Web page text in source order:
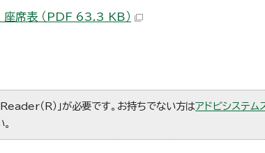
席表 （PDF 63.3 KB）
（R）」が必要です。お持ちでない方はアドビシステム